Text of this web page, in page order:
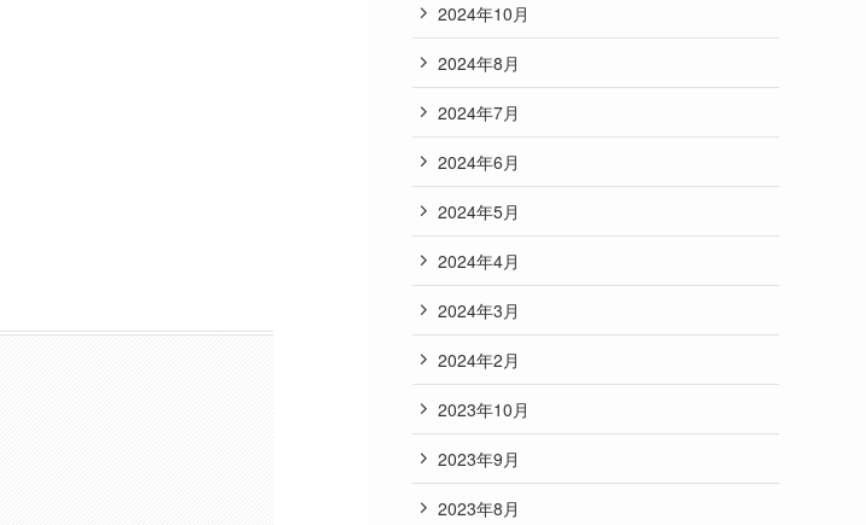
2024年10月
2024年8月
2024年7月
2024年6月
2024年5月
2024年4月
2024年3月
2024年2月
2023年10月
2023年9月
2023年8月